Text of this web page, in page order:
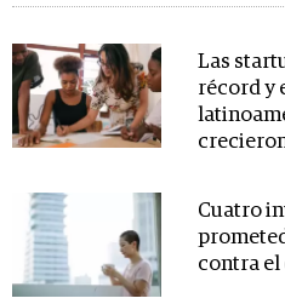
Las
récord y
Cuatro
contra el